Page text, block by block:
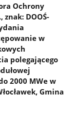
Ochrony
DOOŚ-
w
polegającego
2000 MWe w
Gmina